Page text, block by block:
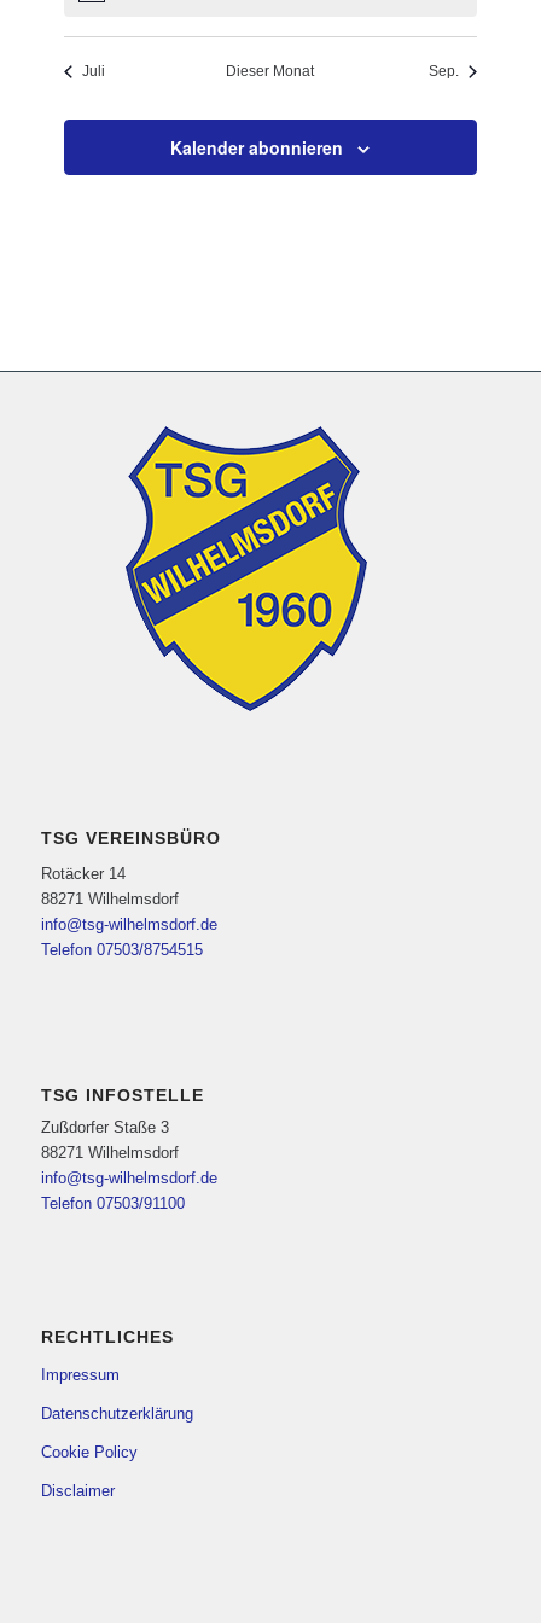
Juli Dieser Monat Sep.
Kalender abonnieren
TSG VEREINSBÜRO
Rotäcker 14
88271 Wilhelmsdorf
info@tsg-wilhelmsdorf.de
Telefon 07503/8754515
TSG INFOSTELLE
Zußdorfer Staße 3
88271 Wilhelmsdorf
info@tsg-wilhelmsdorf.de
Telefon 07503/91100
RECHTLICHES
Impressum
Datenschutzerklärung
Cookie Policy
Disclaimer